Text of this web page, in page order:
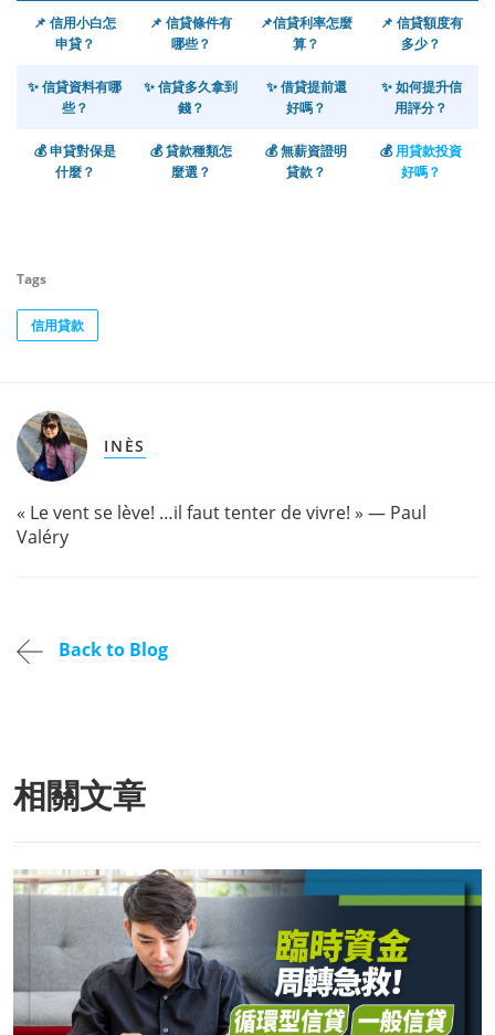
📌 信用小白怎
申貸？
📌 信貸條件有
哪些？
📌信貸利率怎麼
算？
📌 信貸額度有
多少？
✨信貸資料有哪
些？
✨信貸多久拿到
錢？
✨借貸提前還
好嗎？
✨如何提升信
用評分？
💰申貸對保是
什麼？
💰 貸款種類怎
麼選？
💰無薪資證明
貸款？
💰用貸款投資
好嗎？
Tags
信用貸款
INÈS
« Le vent se lève! …il faut tenter de vivre! » — Paul
Valéry
Back to Blog
相關文章